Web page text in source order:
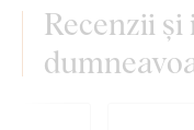
Recenzii